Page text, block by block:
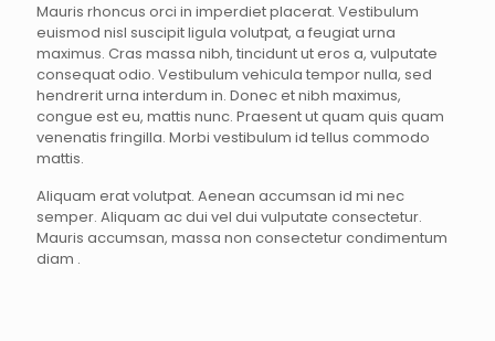
Mauris rhoncus orci in imperdiet placerat. Vestibulum
euismod nisl suscipit ligula volutpat, a feugiat urna
maximus. Cras massa nibh, tincidunt ut eros a, vulputate
consequat odio. Vestibulum vehicula tempor nulla, sed
hendrerit urna interdum in. Donec et nibh maximus,
congue est eu, mattis nunc. Praesent ut quam quis quam
venenatis fringilla. Morbi vestibulum id tellus commodo
mattis.
Aliquam erat volutpat. Aenean accumsan id mi nec
semper. Aliquam ac dui vel dui vulputate consectetur.
Mauris accumsan, massa non consectetur condimentum
diam .